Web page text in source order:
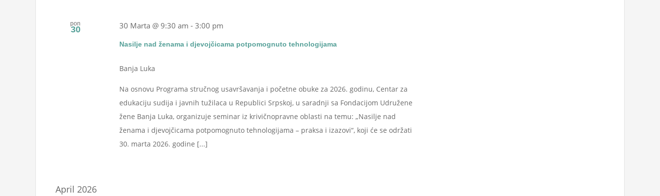
pon
30
Nasilje nad ženama i djevojčicama potpomognuto tehnologijama
30 Marta @ 9:30 am -3:00 pm
Banja Luka
Na osnovu Programa stručnog usavršavanja i početne obuke za 2026. godinu, Centar za
edukaciju sudija i javnih tužilaca u Republici Srpskoj, u saradnji sa Fondacijom Udružene
žene Banja Luka, organizuje seminar iz krivičnopravne oblasti na temu: „Nasilje nad
ženama i djevojčicama potpomognuto tehnologijama – praksa i izazovi“, koji će se održati
30. marta 2026. godine [...]
April 2026